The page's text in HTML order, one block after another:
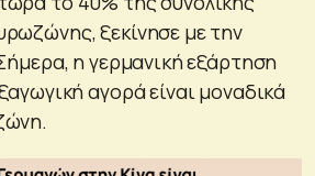
ξεκίνησε με την
η γερμανική εξάρτηση
αγορά είναι μοναδικά